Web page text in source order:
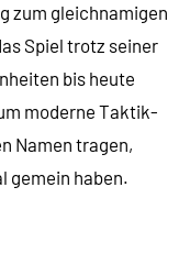
zum gleichnamigen
Spiel trotz seiner
bis heute
moderne Taktik-
Namen tragen,
gemein haben.